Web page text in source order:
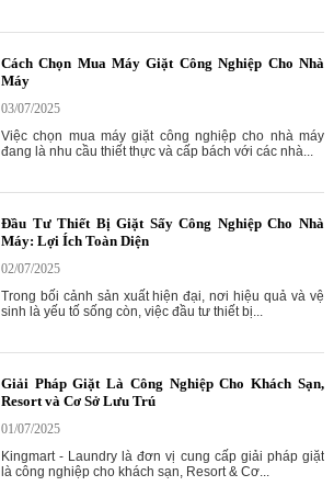
Cách Chọn Mua Máy Giặt Công Nghiệp Cho Nhà
Máy
03/07/2025
Việc chọn mua máy giặt công nghiệp cho nhà máy
đang là nhu cầu thiết thực và cấp bách với các nhà...
Đầu Tư Thiết Bị Giặt Sấy Công Nghiệp Cho Nhà
Máy: Lợi Ích Toàn Diện
02/07/2025
Trong bối cảnh sản xuất hiện đại, nơi hiệu quả và vệ
sinh là yếu tố sống còn, việc đầu tư thiết bị...
Giải Pháp Giặt Là Công Nghiệp Cho Khách Sạn,
Resort và Cơ Sở Lưu Trú
01/07/2025
Kingmart - Laundry là đơn vị cung cấp giải pháp giặt
là công nghiệp cho khách sạn, Resort & Cơ...